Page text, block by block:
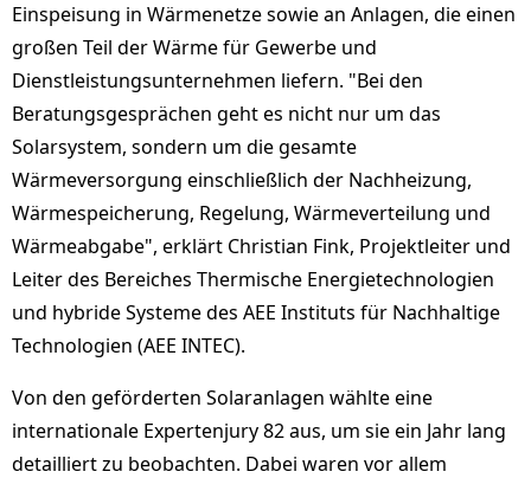
Einspeisung in Wärmenetze sowie an Anlagen, die einen
großen Teil der Wärme für Gewerbe und
Dienstleistungsunternehmen liefern. "Bei den
Beratungsgesprächen geht es nicht nur um das
Solarsystem, sondern um die gesamte
Wärmeversorgung einschließlich der Nachheizung,
Wärmespeicherung, Regelung, Wärmeverteilung und
Wärmeabgabe", erklärt Christian Fink, Projektleiter und
Leiter des Bereiches Thermische Energietechnologien
und hybride Systeme des AEE Instituts für Nachhaltige
Technologien (AEE INTEC).
Von den geförderten Solaranlagen wählte eine
internationale Expertenjury 82 aus, um sie ein Jahr lang
detailliert zu beobachten. Dabei waren vor allem